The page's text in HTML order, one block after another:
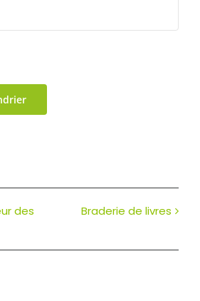
des
Braderie de livres